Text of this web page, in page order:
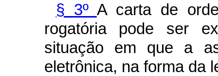
§ 3º A carta de
rogatória pode ser
situação em que a
eletrônica, na forma da